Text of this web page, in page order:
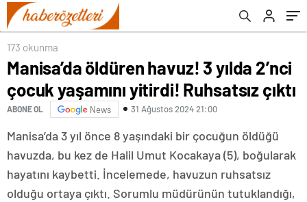
173 okunma
Manisa’da öldüren havuz! 3 yılda 2’nci
çocuk yaşamını yitirdi! Ruhsatsız çıktı
ABONE OL News 31 Ağustos 2024 21:00
Manisa’da 3 yıl önce 8 yaşındaki bir çocuğun öldüğü
havuzda, bu kez de Halil Umut Kocakaya (5), boğularak
hayatını kaybetti. İncelemede, havuzun ruhsatsız
olduğu ortaya çıktı. Sorumlu müdürünün tutuklandığı,